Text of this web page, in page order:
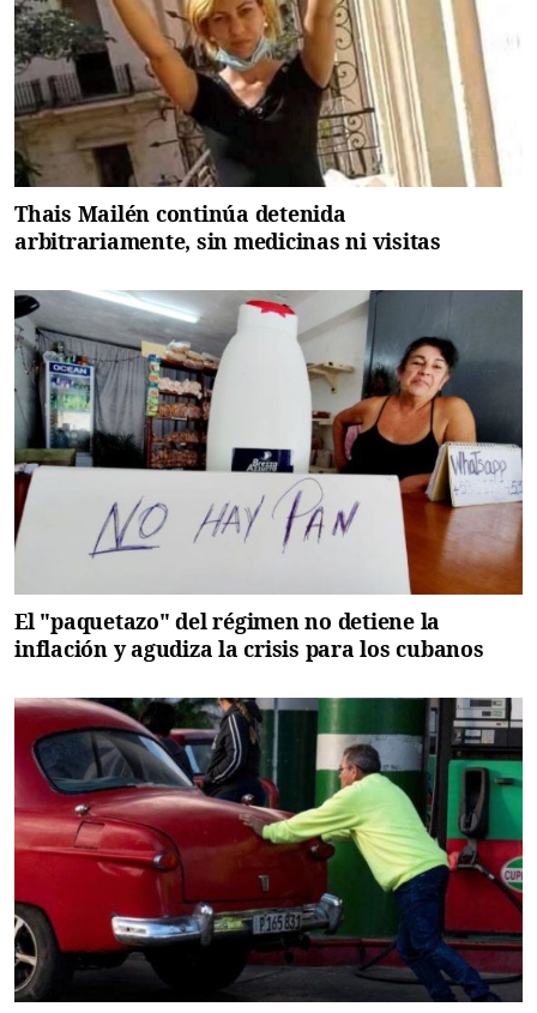
Thais Mailén continúa detenida
arbitrariamente, sin medicinas ni visitas
El "paquetazo" del régimen no detiene la
inflación y agudiza la crisis para los cubanos